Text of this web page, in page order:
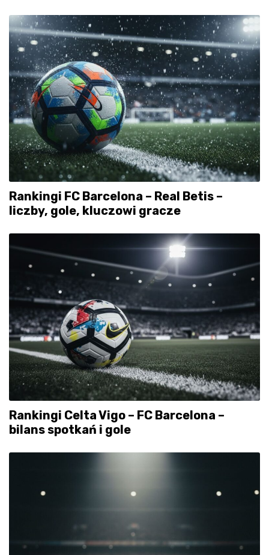
Rankingi FC Barcelona – Real Betis –
liczby, gole, kluczowi gracze
Rankingi Celta Vigo – FC Barcelona –
bilans spotkań i gole